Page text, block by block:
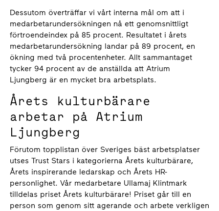
Dessutom överträffar vi vårt interna mål om att i
medarbetarundersökningen nå ett genomsnittligt
förtroendeindex på 85 procent. Resultatet i årets
medarbetarundersökning landar på 89 procent, en
ökning med två procentenheter. Allt sammantaget
tycker 94 procent av de anställda att Atrium
Ljungberg är en mycket bra arbetsplats.
Årets kulturbärare
arbetar på Atrium
Ljungberg
Förutom topplistan över Sveriges bäst arbetsplatser
utses Trust Stars i kategorierna Årets kulturbärare,
Årets inspirerande ledarskap och Årets HR-
personlighet. Vår medarbetare Ullamaj Klintmark
tilldelas priset Årets kulturbärare! Priset går till en
person som genom sitt agerande och arbete verkligen